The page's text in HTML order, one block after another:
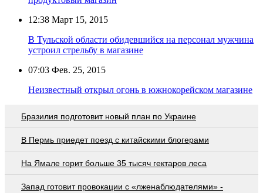
12:38 Март 15, 2015
В Тульской области обидевшийся на персонал мужчина
устроил стрельбу в магазине
07:03 Фев. 25, 2015
Неизвестный открыл огонь в южнокорейском магазине
Бразилия подготовит новый план по Украине
В Пермь приедет поезд с китайскими блогерами
На Ямале горит больше 35 тысяч гектаров леса
Запад готовит провокации с «лженаблюдателями» -